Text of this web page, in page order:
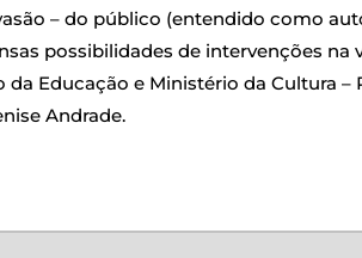
– do público (entendido como
possibilidades de intervenções na
da Educação e Ministério da Cultura –
Andrade.